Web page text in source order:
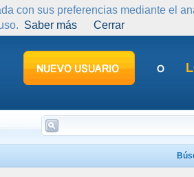
con sus preferencias mediante el
Saber más Cerrar